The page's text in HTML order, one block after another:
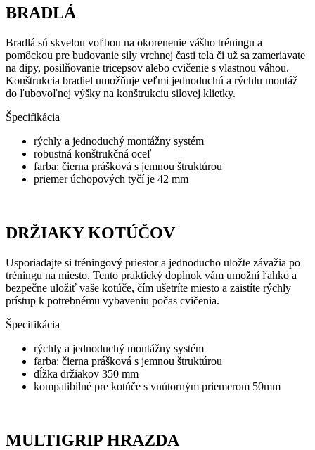
BRADLÁ
Bradlá sú skvelou voľbou na okorenenie vášho tréningu a
pomôckou pre budovanie sily vrchnej časti tela či už sa zameriavate
na dipy, posilňovanie tricepsov alebo cvičenie s vlastnou váhou.
Konštrukcia bradiel umožňuje veľmi jednoduchú a rýchlu montáž
do ľubovoľnej výšky na konštrukciu silovej klietky.
Špecifikácia
rýchly a jednoduchý montážny systém
robustná konštrukčná oceľ
farba: čierna prášková s jemnou štruktúrou
priemer úchopových tyčí je 42 mm
DRŽIAKY KOTÚČOV
Usporiadajte si tréningový priestor a jednoducho uložte závažia po
tréningu na miesto. Tento praktický doplnok vám umožní ľahko a
bezpečne uložiť vaše kotúče, čím ušetríte miesto a zaistíte rýchly
prístup k potrebnému vybaveniu počas cvičenia.
Špecifikácia
rýchly a jednoduchý montážny systém
farba: čierna prášková s jemnou štruktúrou
dĺžka držiakov 350 mm
kompatibilné pre kotúče s vnútorným priemerom 50mm
MULTIGRIP HRAZDA